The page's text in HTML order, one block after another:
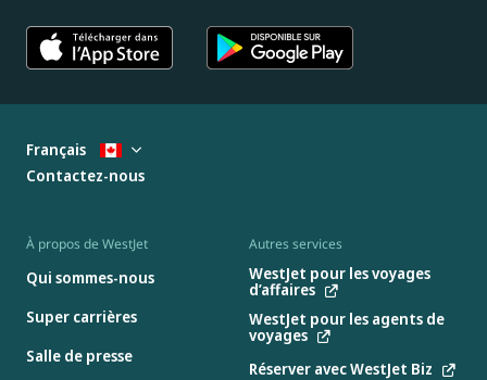
À propos de WestJet
Qui sommes-nous
Super carrières
Salle de presse
Autres services
WestJet pour les voyages
d’affaires
WestJet pour les agents de
voyages
Réserver avec WestJet Biz
Français
Contactez-nous